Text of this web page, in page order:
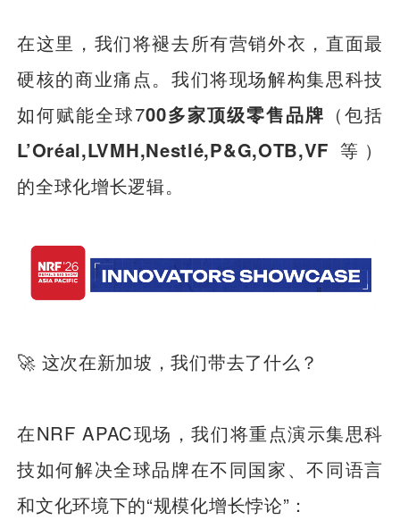
在这里，我们将褪去所有营销外衣，直面最
硬核的商业痛点。我们将现场解构集思科技
如何赋能全球700多家顶级零售品牌 （包括
L’Oréal,LVMH,Nestlé,P&G,OTB,VF 等）
的全球化增长逻辑。
🚀 这次在新加坡，我们带去了什么？
在NRF APAC现场，我们将重点演示集思科
技如何解决全球品牌在不同国家、不同语言
和文化环境下的“规模化增长悖论”：